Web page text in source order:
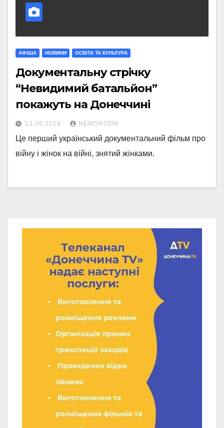
АФІША НОВИНИ ОСВІТА ТА КУЛЬТУРА
Документальну стрічку
“Невидимий батальйон”
покажуть на Донеччині
13.06.2018 NEWSROOM
Це перший український документальний фільм про
війну і жінок на війні, знятий жінками.